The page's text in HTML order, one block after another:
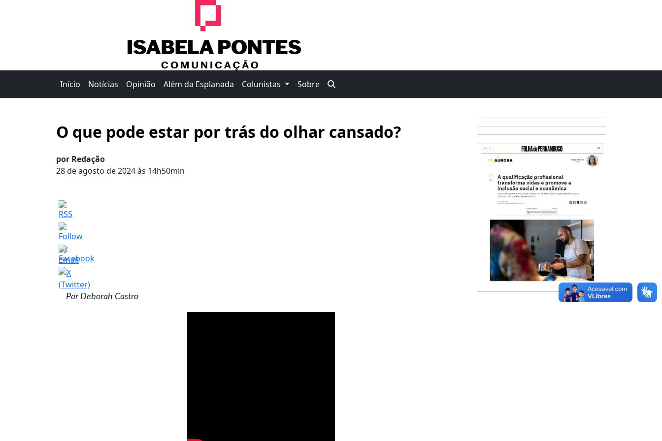
Início Notícias Opinião Além da Esplanada Colunistas Sobre
O que pode estar por trás do olhar cansado?
por Redação
28 de agosto de 2024 às 14h50min
Por Deborah Castro